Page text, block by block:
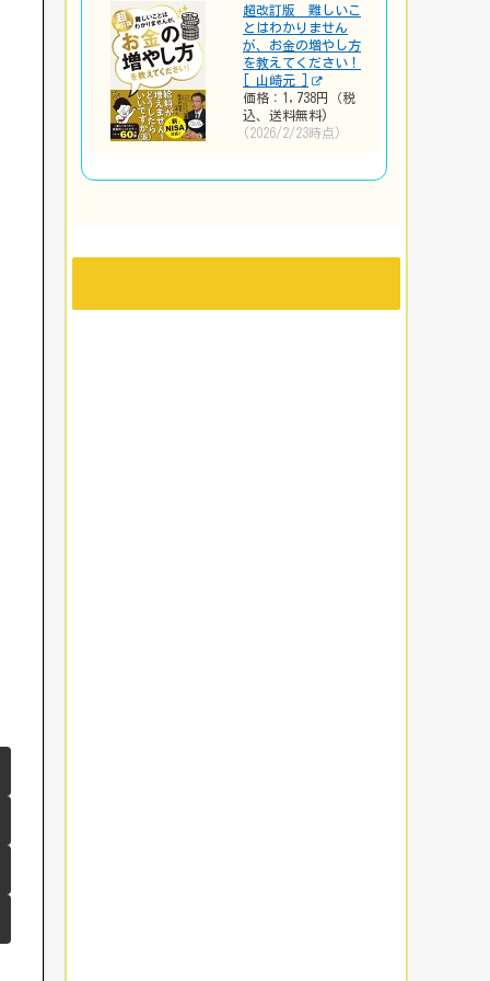
超改訂版 難しいこ
とはわかりません
が、お金の増やし方
を教えてください！
[ 山崎元 ]
価格：1,738円（税
込、送料無料)
(2026/2/23時点)